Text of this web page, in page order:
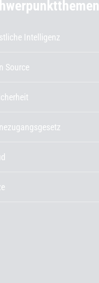
Intelligenz
Source